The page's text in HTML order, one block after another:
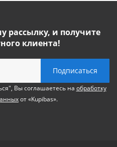
рассылку, и получите
клиента!
Вы соглашаетесь на обработку
от «Kupibas».